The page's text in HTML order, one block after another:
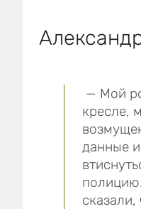
— Мой
кресле,
данные